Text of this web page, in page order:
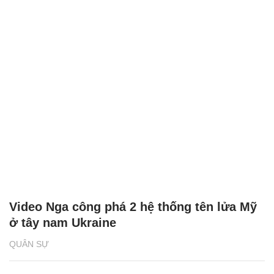
QUÂN SỰ
Video Nga công phá 2 hệ thống tên lửa Mỹ
ở tây nam Ukraine